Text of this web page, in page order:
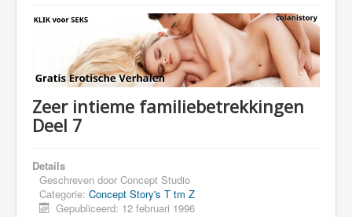
Colanistory.eu - Erotische verhalen - Home
Zeer intieme familiebetrekkingen
Deel 7
Details
Geschreven door Concept Studio
Categorie: Concept Story's T tm Z
Gepubliceerd: 12 februari 1996